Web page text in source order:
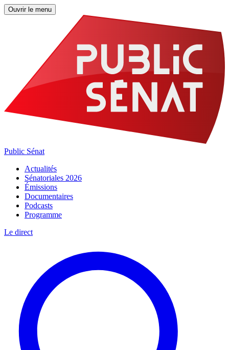
Ouvrir le menu
Public Sénat
Actualités
Sénatoriales 2026
Émissions
Documentaires
Podcasts
Programme
Le direct